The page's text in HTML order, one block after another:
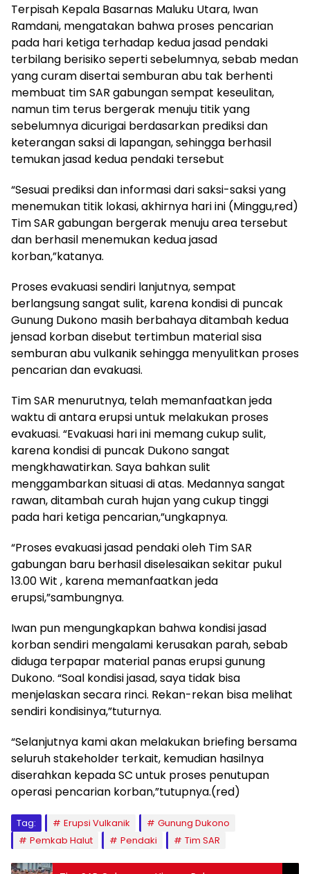
Terpisah Kepala Basarnas Maluku Utara, Iwan
Ramdani, mengatakan bahwa proses pencarian
pada hari ketiga terhadap kedua jasad pendaki
terbilang berisiko seperti sebelumnya, sebab medan
yang curam disertai semburan abu tak berhenti
membuat tim SAR gabungan sempat keseulitan,
namun tim terus bergerak menuju titik yang
sebelumnya dicurigai berdasarkan prediksi dan
keterangan saksi di lapangan, sehingga berhasil
temukan jasad kedua pendaki tersebut
“Sesuai prediksi dan informasi dari saksi-saksi yang
menemukan titik lokasi, akhirnya hari ini (Minggu,red)
Tim SAR gabungan bergerak menuju area tersebut
dan berhasil menemukan kedua jasad
korban,”katanya.
Proses evakuasi sendiri lanjutnya, sempat
berlangsung sangat sulit, karena kondisi di puncak
Gunung Dukono masih berbahaya ditambah kedua
jensad korban disebut tertimbun material sisa
semburan abu vulkanik sehingga menyulitkan proses
pencarian dan evakuasi.
Tim SAR menurutnya, telah memanfaatkan jeda
waktu di antara erupsi untuk melakukan proses
evakuasi. “Evakuasi hari ini memang cukup sulit,
karena kondisi di puncak Dukono sangat
mengkhawatirkan. Saya bahkan sulit
menggambarkan situasi di atas. Medannya sangat
rawan, ditambah curah hujan yang cukup tinggi
pada hari ketiga pencarian,”ungkapnya.
“Proses evakuasi jasad pendaki oleh Tim SAR
gabungan baru berhasil diselesaikan sekitar pukul
13.00 Wit , karena memanfaatkan jeda
erupsi,”sambungnya.
Iwan pun mengungkapkan bahwa kondisi jasad
korban sendiri mengalami kerusakan parah, sebab
diduga terpapar material panas erupsi gunung
Dukono. “Soal kondisi jasad, saya tidak bisa
menjelaskan secara rinci. Rekan-rekan bisa melihat
sendiri kondisinya,”tuturnya.
“Selanjutnya kami akan melakukan briefing bersama
seluruh stakeholder terkait, kemudian hasilnya
diserahkan kepada SC untuk proses penutupan
operasi pencarian korban,”tutupnya.(red)
Tag: Erupsi Vulkanik
Gunung Dukono
Pemkab Halut
Pendaki Tim SAR